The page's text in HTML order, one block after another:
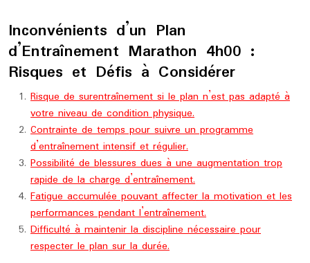
Inconvénients d’un Plan
d’Entraînement Marathon 4h00 :
Risques et Défis à Considérer
Risque de surentraînement si le plan n’est pas adapté à
votre niveau de condition physique.
Contrainte de temps pour suivre un programme
d’entraînement intensif et régulier.
Possibilité de blessures dues à une augmentation trop
rapide de la charge d’entraînement.
Fatigue accumulée pouvant affecter la motivation et les
performances pendant l’entraînement.
Difficulté à maintenir la discipline nécessaire pour
respecter le plan sur la durée.